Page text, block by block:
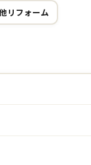
リフォーム